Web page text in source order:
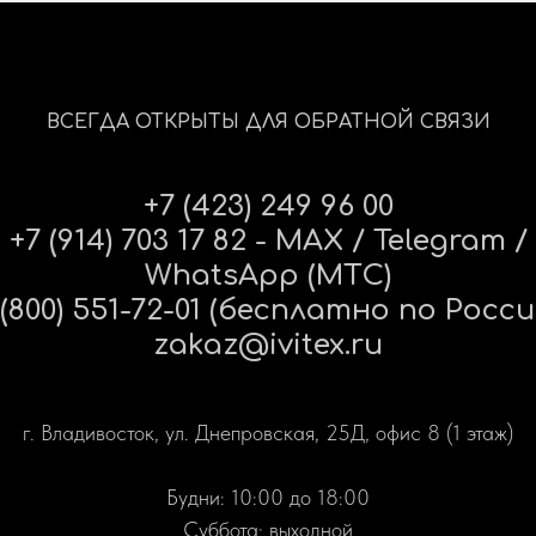
ВСЕГДА ОТКРЫТЫ ДЛЯ ОБРАТНОЙ СВЯЗИ
+7 (423) 249 96 00
+7 (914) 703 17 82 - MAX / Telegram /
WhatsApp (МТС)
551-72-01 (бесплатно по
zakaz@ivitex.ru
г. Владивосток, ул. Днепровская, 25Д, офис 8 (1 этаж)
Будни: 10:00 до 18:00
Суббота: выходной